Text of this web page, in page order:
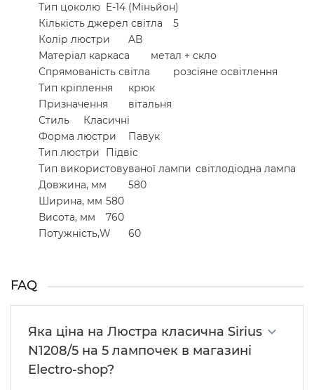
Тип цоколю E-14 (Міньйон)
Кількість джерел світла
5
Колір люстри
AB
Матеріал каркаса
метал + скло
Спрямованість світла
розсіяне освітлення
Тип кріплення
крюк
Призначення
вітальня
Стиль
Класичні
Форма люстри
Павук
Тип люстри
Підвіс
Тип використовуваної лампи світлодіодна лампа
Довжина, мм
580
Ширина, мм 580
Висота, мм
760
Потужність,W
60
FAQ
Яка ціна на Люстра класична Sirius
N1208/5 на 5 лампочек в магазині
Electro-shop?